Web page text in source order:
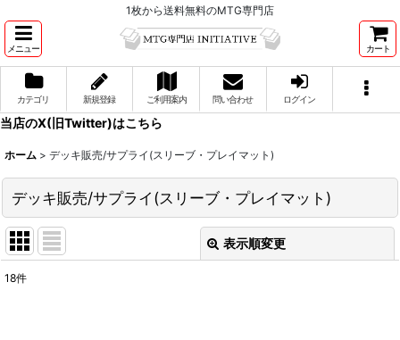
1枚から送料無料のMTG専門店
メニュー カート
カテゴリ 新規登録 ご利用案内 問い合わせ ログイン
当店のX(旧Twitter)はこちら
ホーム > デッキ販売/サプライ(スリーブ・プレイマット)
デッキ販売/サプライ(スリーブ・プレイマット)
表示順変更
18件